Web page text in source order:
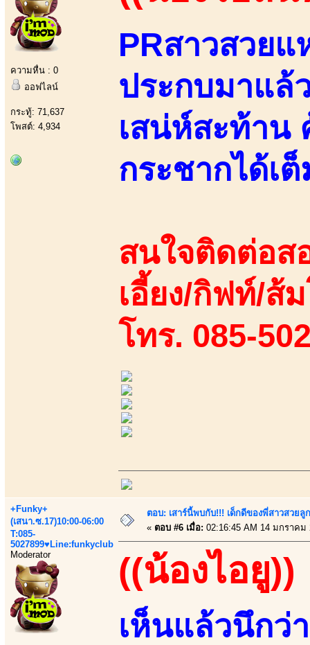
ความหื่น : 0
ออฟไลน์
กระทู้: 71,637
โพสต์: 4,934
PRสาวสวย
ประกบมาแล้
เสน่ห์สะท้าน
กระชากได้เ
สนใจติดต่อส
เอี้ยง/กิฟท์/ส้
โทร. 085-
+Funky+
(เสนา.ซ.17)10:00-06:00
T:085-
5027899♥Line:funkyclub
Moderator
ตอบ: เสาร์นี้พบกับ!!! เด็กดีของพี่สาวสวยลู
« ตอบ #6 เมื่อ: 02:16:45 AM 14 มกราคม
((น้องไอยู))
เห็นแล้วนึกว่